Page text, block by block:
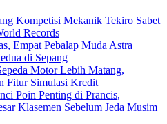
Kompetisi Mekanik Tekiro Sabet
Records
Empat Pebalap Muda Astra
di Sepang
Motor Lebih Matang,
Fitur Simulasi Kredit
Poin Penting di Prancis,
Klasemen Sebelum Jeda Musim